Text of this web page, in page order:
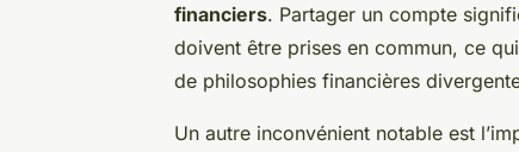
financiers. Partager un compte
doivent être prises en commun, ce
de philosophies financières
Un autre inconvénient notable est